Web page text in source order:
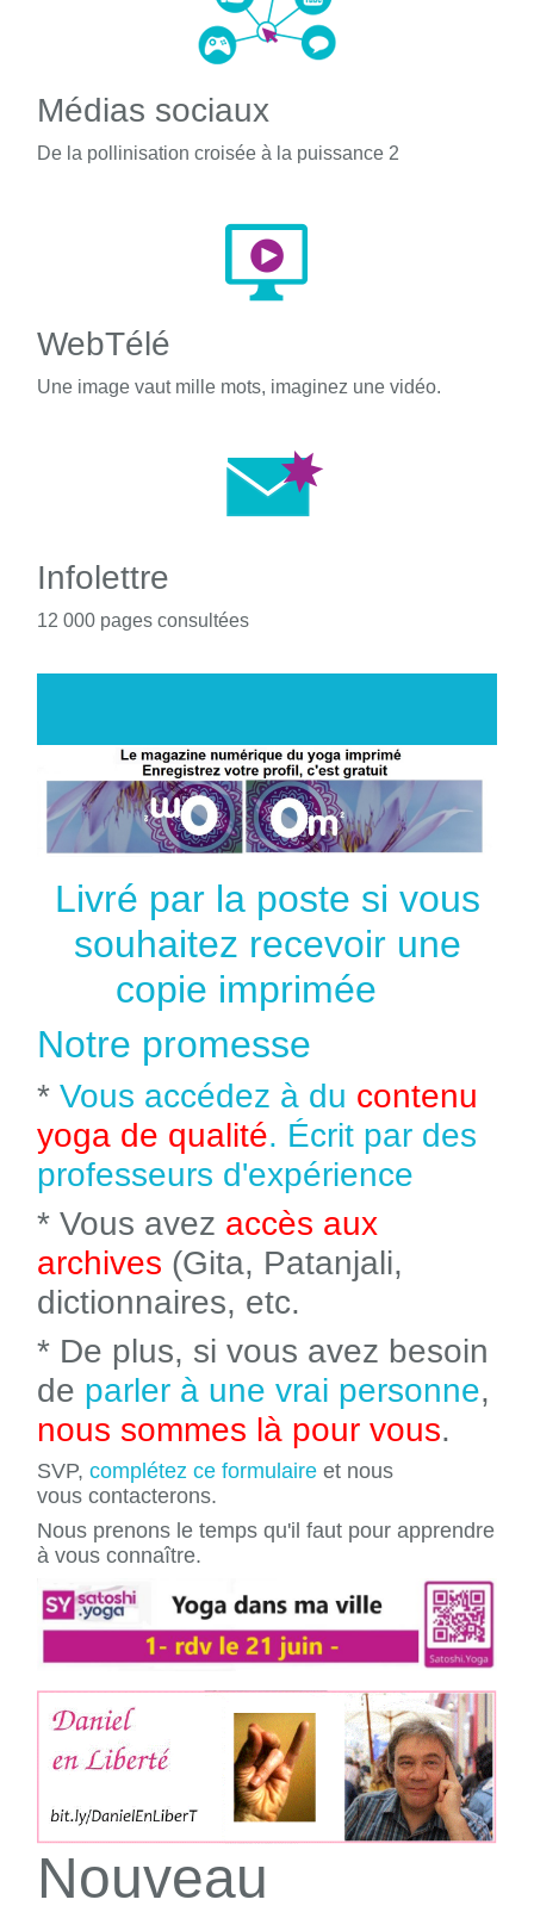
Médias sociaux
De la pollinisation croisée à la puissance 2
WebTélé
Une image vaut mille mots, imaginez une vidéo.
Infolettre
12 000 pages consultées
Livré par la poste si vous
souhaitez recevoir une
copie imprimée
Notre promesse
* Vous accédez à du contenu
yoga de qualité. Écrit par des
professeurs d'expérience
* Vous avez accès aux
archives (Gita, Patanjali,
dictionnaires, etc.
* De plus, si vous avez besoin
de parler à une vrai personne,
nous sommes là pour vous.
SVP, complétez ce formulaire et nous
vous contacterons.
Nous prenons le temps qu'il faut pour apprendre
à vous connaître.
Nouveau